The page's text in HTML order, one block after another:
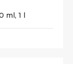
ml, 1 l